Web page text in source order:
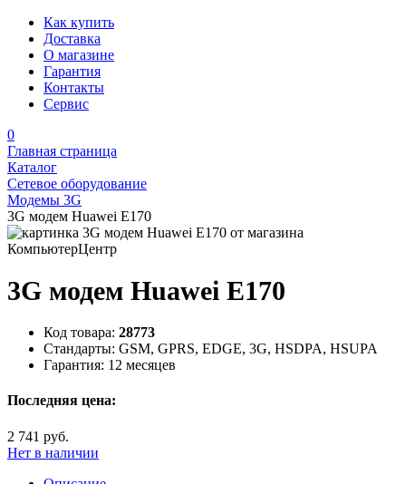
Как купить
Доставка
О магазине
Гарантия
Контакты
Сервис
0
Главная страница
Каталог
Сетевое оборудование
Модемы 3G
3G модем Huawei E170
3G модем Huawei E170
Код товара: 28773
Стандарты: GSM, GPRS, EDGE, 3G, HSDPA, HSUPA
Гарантия: 12 месяцев
Последняя цена:
2 741 руб.
Нет в наличии